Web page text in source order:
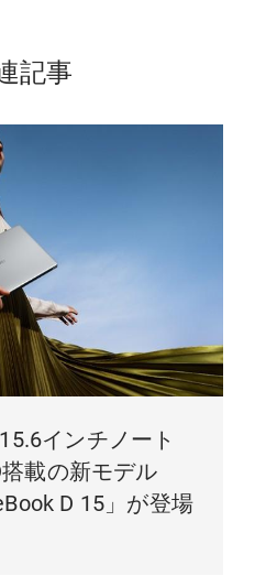
記事
インチノート
載の新モデル
D 15」が登場